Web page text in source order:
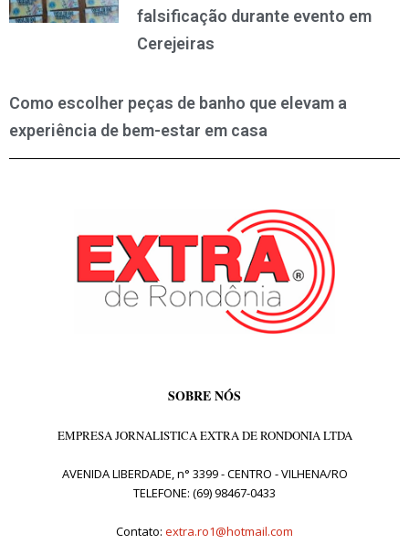
falsificação durante evento em
Cerejeiras
Como escolher peças de banho que elevam a
experiência de bem-estar em casa
SOBRE NÓS
EMPRESA JORNALISTICA EXTRA DE RONDONIA LTDA
AVENIDA LIBERDADE, n° 3399 - CENTRO - VILHENA/RO
TELEFONE: (69) 98467-0433
Contato: extra.ro1@hotmail.com